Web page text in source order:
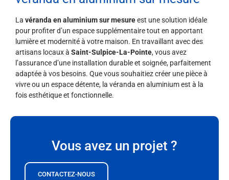
Vous avez un projet ?
CONTACTEZ-NOUS
La véranda en aluminium sur mesureest une solution idéale
pour profiter d’un espace supplémentaire tout en apportant
lumière et modernité à votre maison. En travaillant avec des
artisans locaux à Saint-Sulpice-La-Pointe, vous avez
l’assurance d’une installation durable et soignée, parfaitement
adaptée à vos besoins. Que vous souhaitiez créer une pièce à
vivre ou un espace détente, la véranda en aluminium est à la
fois esthétique et fonctionnelle.